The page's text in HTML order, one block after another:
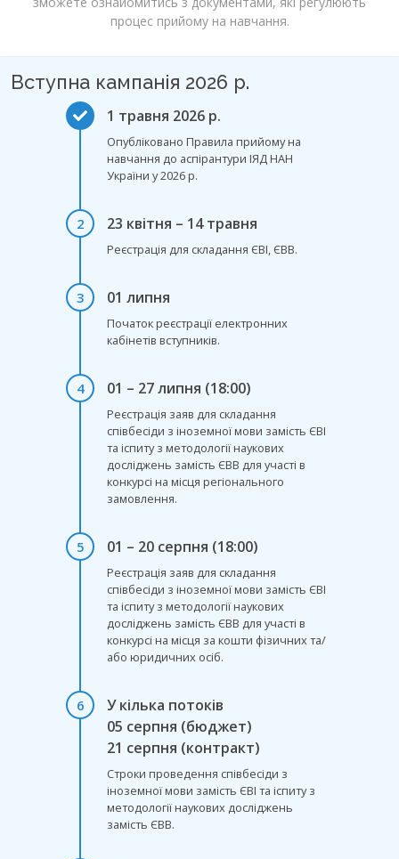
процес прийому на навчання.
Вступна кампанія 2026 р.
1 травня 2026 р.
Опубліковано Правила прийому на
навчання до аспірантури ІЯД НАН
України у 2026 р.
2 23 квітня – 14 травня
Реєстрація для складання ЄВІ, ЄВВ.
3 01 липня
Початок реєстрації електронних
кабінетів вступників.
4 01 – 27 липня (18:00)
Реєстрація заяв для складання
співбесіди з іноземної мови замість ЄВІ
та іспиту з методології наукових
досліджень замість ЄВВ для участі в
конкурсі на місця регіонального
замовлення.
5 01 – 20 серпня (18:00)
Реєстрація заяв для складання
співбесіди з іноземної мови замість ЄВІ
та іспиту з методології наукових
досліджень замість ЄВВ для участі в
конкурсі на місця за кошти фізичних та/
або юридичних осіб.
6
У кілька потоків
05 серпня (бюджет)
21 серпня (контракт)
Строки проведення співбесіди з
іноземної мови замість ЄВІ та іспиту з
методології наукових досліджень
замість ЄВВ.